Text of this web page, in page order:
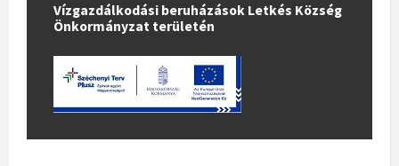
Vízgazdálkodási beruházások Letkés Község
Önkormányzat területén